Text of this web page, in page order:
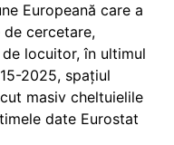
Europeană care a
cercetare,
locuitor, în ultimul
2025, spațiul
masiv cheltuielile
date Eurostat